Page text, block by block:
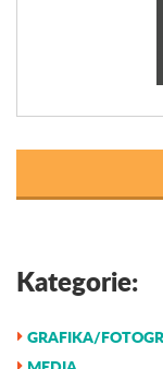
Kategorie:
GRAFIKA/